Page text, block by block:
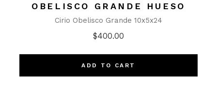
OBELISCO GRANDE HUESO
Cirio Obelisco Grande 10x5x24
$400.00
ADD TO CART